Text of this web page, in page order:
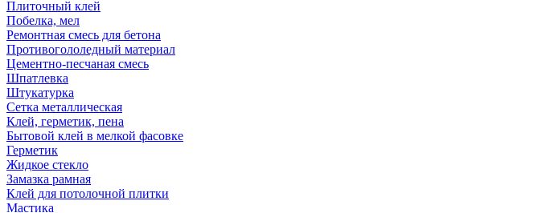
Плиточный клей
Побелка, мел
Ремонтная смесь для бетона
Противогололедный материал
Цементно-песчаная смесь
Шпатлевка
Штукатурка
Сетка металлическая
Клей, герметик, пена
Бытовой клей в мелкой фасовке
Герметик
Жидкое стекло
Замазка рамная
Клей для потолочной плитки
Мастика